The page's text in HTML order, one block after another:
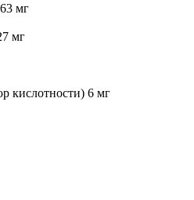
мг
мг
кислотности) 6 мг